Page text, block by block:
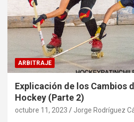
ARBITRAJE
Explicación de los Cambios
Hockey (Parte 2)
octubre 11, 2023 Jorge Rodríguez